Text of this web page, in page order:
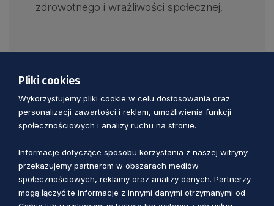
zdrowotnego i wrażliwości społecznej.
Zobacz również
Pliki cookies
Wykorzystujemy pliki cookie w celu dostosowania oraz
personalizacji zawartości i reklam, umożliwienia funkcji
społecznościowych i analizy ruchu na stronie.
Informacje dotyczące sposobu korzystania z naszej witryny
przekazujemy partnerom w obszarach mediów
społecznościowych, reklamy oraz analizy danych. Partnerzy
mogą łączyć te informacje z innymi danymi otrzymanymi od